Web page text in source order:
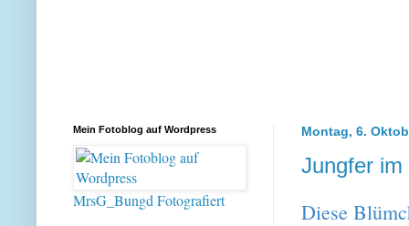
Montag, 6.
Jungfer im
Diese
Mein Fotoblog auf Wordpress
MrsG_Bungd Fotografiert